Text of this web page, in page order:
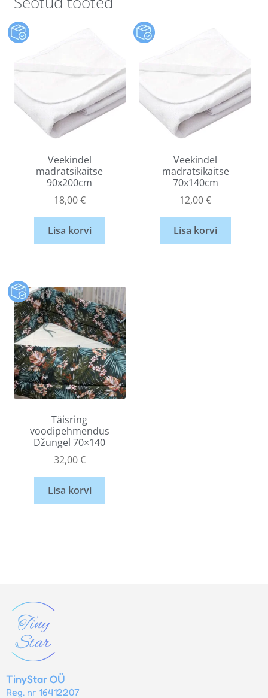
Veekindel
madratsikaitse
90x200cm
18,00€
Lisa korvi
Veekindel
madratsikaitse
70x140cm
12,00€
Lisa korvi
Täisring
voodipehmendus
Džungel 70×140
32,00€
Lisa korvi
TinyStar OÜ
Reg. nr 16412207